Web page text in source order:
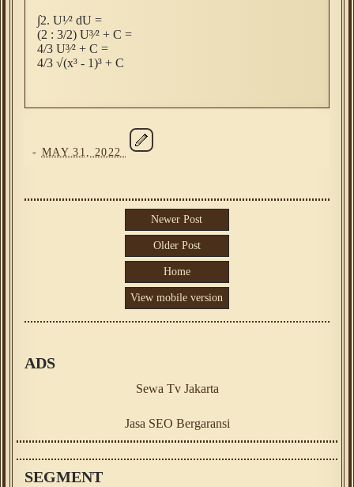
∫2. U¹⁄² dU =
(2 : 3/2) U³⁄² + C =
4/3 U³⁄² + C =
4/3 √(x³ - 1)³ + C
- MAY 31, 2022
Newer Post
Older Post
Home
View mobile version
ADS
Sewa Tv Jakarta
Jasa SEO Bergaransi
SEGMENT